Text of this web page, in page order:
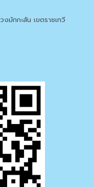
มักกะสัน เขตราชเทวี